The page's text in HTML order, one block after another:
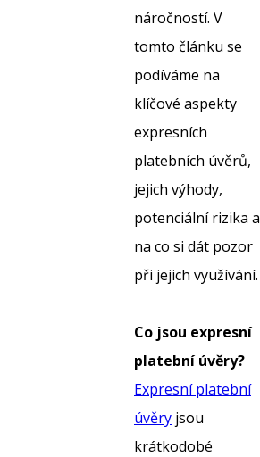
náročností. V
tomto článku se
podíváme na
klíčové aspekty
expresních
platebních úvěrů,
jejich výhody,
potenciální rizika a
na co si dát pozor
při jejich využívání.
Co jsou expresní
platební úvěry?
Expresní platební
úvěry jsou
krátkodobé